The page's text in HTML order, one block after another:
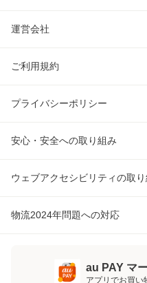
運営会社
ご利用規約
プライバシーポリシー
安心・安全への取り組み
ウェブアクセシビリティの取
物流2024年問題への対応
au PAY マ
アプリでお買い